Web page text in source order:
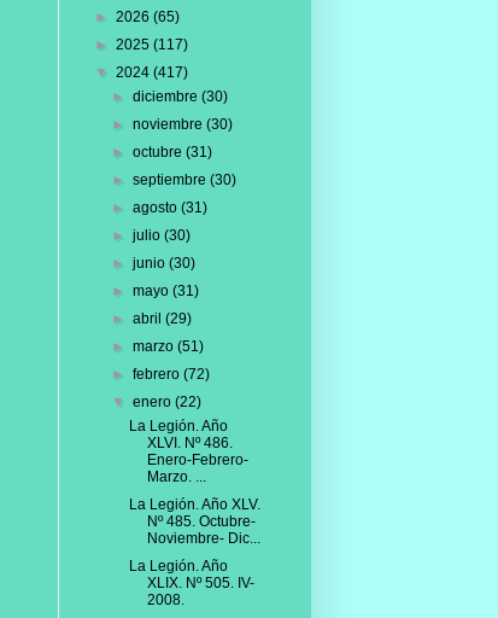
► 2026 (65)
► 2025 (117)
▼ 2024 (417)
► diciembre (30)
► noviembre (30)
► octubre (31)
► septiembre (30)
► agosto (31)
► julio (30)
► junio (30)
► mayo (31)
► abril (29)
► marzo (51)
► febrero (72)
▼ enero (22)
La Legión. Año
XLVI. Nº 486.
Enero-Febrero-
Marzo. ...
La Legión. Año XLV.
Nº 485. Octubre-
Noviembre- Dic...
La Legión. Año
XLIX. Nº 505. IV-
2008.